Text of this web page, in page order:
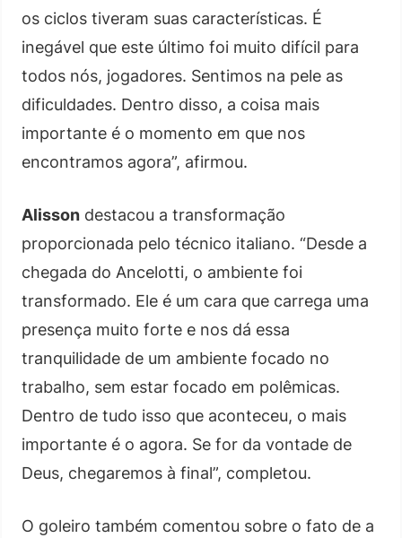
os ciclos tiveram suas características. É
inegável que este último foi muito difícil para
todos nós, jogadores. Sentimos na pele as
dificuldades. Dentro disso, a coisa mais
importante é o momento em que nos
encontramos agora”, afirmou.
Alisson destacou a transformação
proporcionada pelo técnico italiano. “Desde a
chegada do Ancelotti, o ambiente foi
transformado. Ele é um cara que carrega uma
presença muito forte e nos dá essa
tranquilidade de um ambiente focado no
trabalho, sem estar focado em polêmicas.
Dentro de tudo isso que aconteceu, o mais
importante é o agora. Se for da vontade de
Deus, chegaremos à final”, completou.
O goleiro também comentou sobre o fato de a